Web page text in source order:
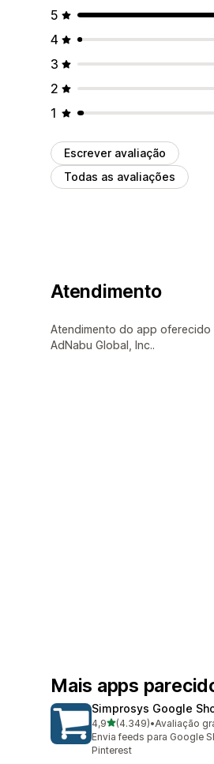
5
4
3
2
1
Escrever avaliação
Todas as avaliações
Atendimento
Atendimento do app oferecido
AdNabu Global, Inc..
Mais apps
Simprosys Google
4,9de 5 estrelas
(4.349)
4349 avaliações ao todo
•Avaliação
Envia feeds para Google
Pinterest